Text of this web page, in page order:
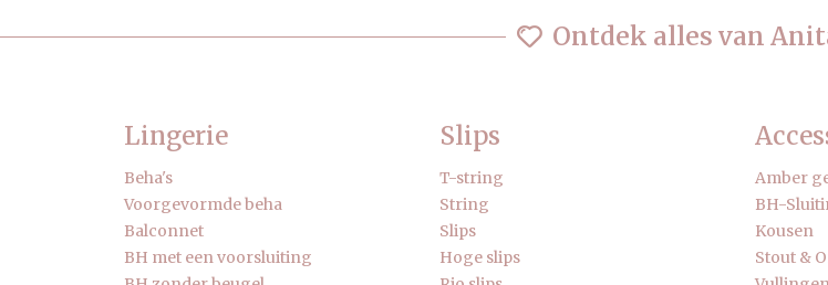
Ontdek alles van
Lingerie
Beha's
Voorgevormde beha
Balconnet
BH met een voorsluiting
Slips
T-string
String
Slips
Hoge slips
Amber
BH-
Kousen
Stout &